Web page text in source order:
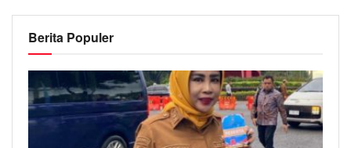
Berita Populer